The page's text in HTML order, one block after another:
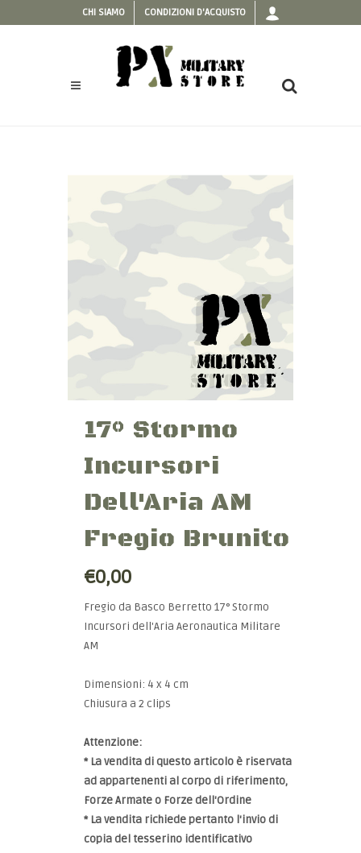
CHI SIAMO CONDIZIONI D'ACQUISTO
17° Stormo
Incursori
Dell'Aria AM
Fregio Brunito
€0,00
Fregio da Basco Berretto 17° Stormo
Incursori dell'Aria Aeronautica Militare
AM
Dimensioni: 4 x 4 cm
Chiusura a 2 clips
Attenzione:
* La vendita di questo articolo è riservata
ad appartenenti al corpo di riferimento,
Forze Armate o Forze dell'Ordine
* La vendita richiede pertanto l'invio di
copia del tesserino identificativo